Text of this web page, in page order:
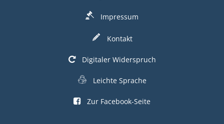
Impressum
Kontakt
Digitaler Widerspruch
Leichte Sprache
Zur Facebook-Seite